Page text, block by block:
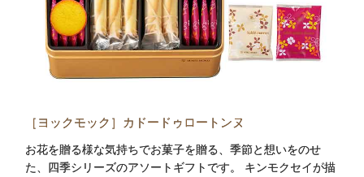
［ヨックモック］カドードゥロートンヌ
お花を贈る様な気持ちでお菓子を贈る、季節と想いをのせ
た、四季シリーズのアソートギフトです。 キンモクセイが描